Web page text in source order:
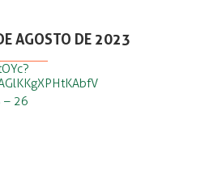
AGOSTO DE 2023
– 26